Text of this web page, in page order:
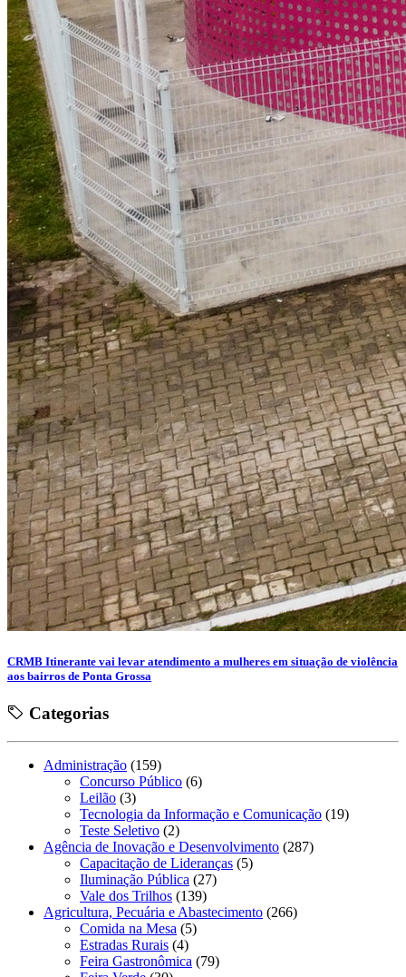
CRMB Itinerante vai levar atendimento a mulheres em situação de violência
aos bairros de Ponta Grossa
Categorias
Administração (159)
Concurso Público (6)
Leilão (3)
Tecnologia da Informação e Comunicação (19)
Teste Seletivo (2)
Agência de Inovação e Desenvolvimento (287)
Capacitação de Lideranças (5)
Iluminação Pública (27)
Vale dos Trilhos (139)
Agricultura, Pecuária e Abastecimento (266)
Comida na Mesa (5)
Estradas Rurais (4)
Feira Gastronômica (79)